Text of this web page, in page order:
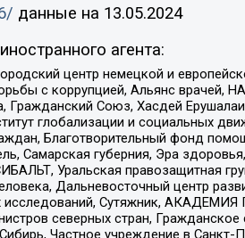
данные на 13.05.2024
агента:
центр немецкой и
с коррупцией, Альянс
Гражданский Союз, Хасдей
глобализации и социальных
Благотворительный фонд
Самарская губерния, Эра
Уральская правозащитная
Дальневосточный центр
исследований, Сутяжник,
северных стран,
Частное учреждение в